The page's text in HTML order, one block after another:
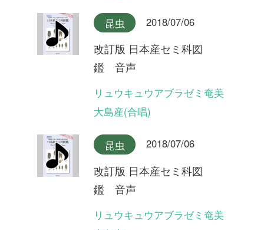
昆虫 2018/07/06
改訂版 日本産セミ科図
鑑 音声
昆虫 2018/07/06
改訂版 日本産セミ科図
鑑 音声
エゾゼミ
改訂版 日本産セミ科図